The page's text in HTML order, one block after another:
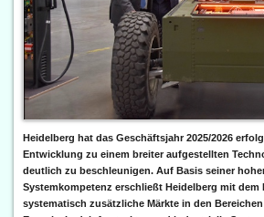
Heidelberg hat das Geschäftsjahr 2025/2026
Entwicklung zu einem breiter aufgestellten
deutlich zu beschleunigen. Auf Basis seiner
Systemkompetenz erschließt Heidelberg mit dem
systematisch zusätzliche Märkte in den